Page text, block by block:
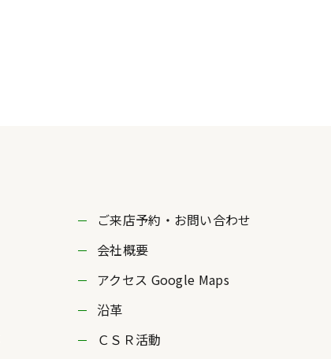
ご来店予約・お問い合わせ
会社概要
アクセス Google Maps
沿革
ＣＳＲ活動